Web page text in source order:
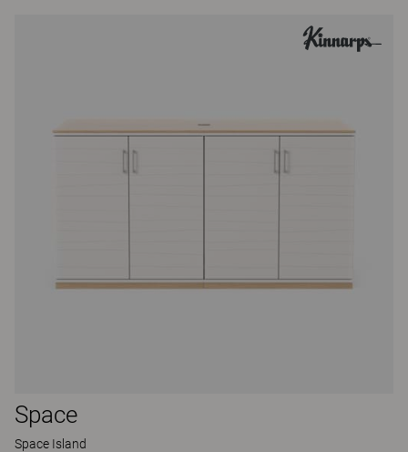
Space
Space Island